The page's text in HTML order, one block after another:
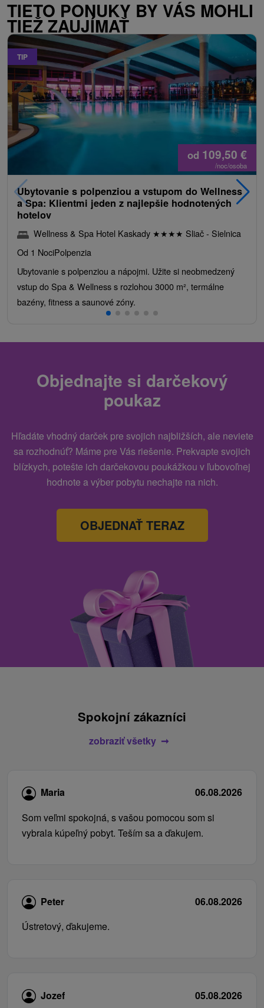
TIETO PONUKY BY VÁS MOHLI
TIEŽ ZAUJÍMAŤ
TIP
od 109,50 €
/noc/osoba
Ubytovanie s polpenziou a vstupom do Wellness
a Spa: Klientmi jeden z najlepšie hodnotených
hotelov
Wellness & Spa Hotel Kaskady ★★★★ Sliač - Sielnica
Od 1 NociPolpenzia
Ubytovanie s polpenziou a nápojmi. Užite si neobmedzený
vstup do Spa & Wellness s rozlohou 3000 m², termálne
bazény, fitness a saunové zóny.
Objednajte si darčekový
poukaz
Hľadáte vhodný darček pre svojich najbližších, ale neviete
sa rozhodnúť? Máme pre Vás riešenie. Prekvapte svojich
blízkych, potešte ich darčekovou poukážkou v ľubovoľnej
hodnote a výber pobytu nechajte na nich.
OBJEDNAŤ TERAZ
Spokojní zákazníci
zobraziť všetky
Maria
06.08.2026
Som veľmi spokojná, s vašou pomocou som si
vybrala kúpeľný pobyt. Teším sa a ďakujem.
Peter
06.08.2026
Ústretový, ďakujeme.
Jozef
05.08.2026